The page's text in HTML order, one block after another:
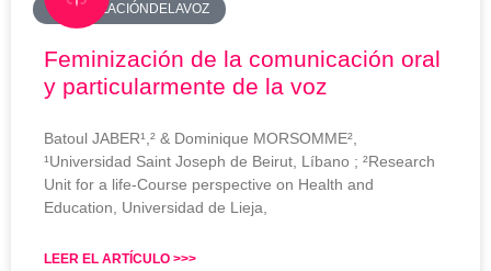
#FEMINIZACIÓNDELAVOZ
Feminización de la comunicación oral
y particularmente de la voz
Batoul JABER¹,² & Dominique MORSOMME²,
¹Universidad Saint Joseph de Beirut, Líbano ; ²Research
Unit for a life-Course perspective on Health and
Education, Universidad de Lieja,
LEER EL ARTÍCULO >>>